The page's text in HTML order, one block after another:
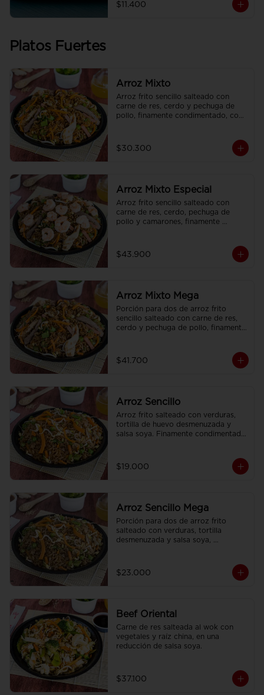
$11.400
Platos Fuertes
Arroz Mixto
Arroz frito sencillo salteado con
carne de res, cerdo y pechuga de
pollo, finamente condimentado, con
$30.300
Arroz Mixto Especial
Arroz frito sencillo salteado con
carne de res, cerdo, pechuga de
pollo y camarones, finamente
$43.900
Arroz Mixto Mega
Porción para dos de arroz frito
sencillo salteado con carne de res,
cerdo y pechuga de pollo, finamente
$41.700
Arroz Sencillo
Arroz frito salteado con verduras,
tortilla de huevo desmenuzada y
salsa soya. Finamente condimentado
$19.000
Arroz Sencillo Mega
Porción para dos de arroz frito
salteado con verduras, tortilla
desmenuzada y salsa soya,
$23.000
Beef Oriental
Carne de res salteada al wok con
vegetales y raíz china, en una
reducción de salsa soya.
$37.100